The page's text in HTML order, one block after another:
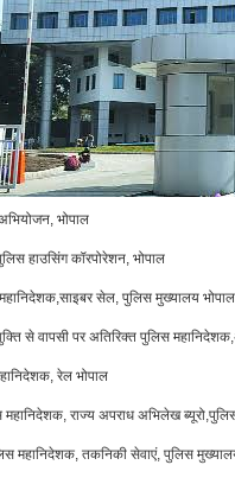
भोपाल
हाउसिंग कॉरपोरेशन, भोपाल
सेल, पुलिस मुख्यालय भोपाल
से वापसी पर अतिरिक्त पुलिस
रेल भोपाल
राज्य अपराध अभिलेख
महानिदेशक, तकनिकी सेवाएं, पुलिस